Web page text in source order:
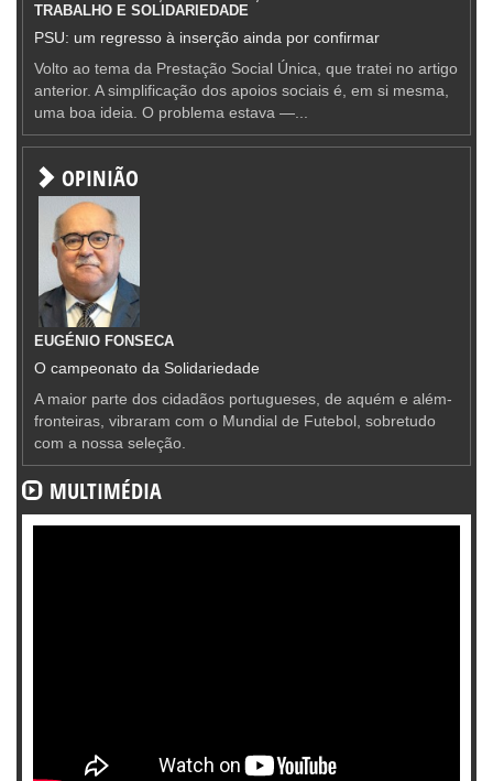
TRABALHO E SOLIDARIEDADE
PSU: um regresso à inserção ainda por confirmar
Volto ao tema da Prestação Social Única, que tratei no artigo
anterior. A simplificação dos apoios sociais é, em si mesma,
uma boa ideia. O problema estava —...
OPINIÃO
EUGÉNIO FONSECA
O campeonato da Solidariedade
A maior parte dos cidadãos portugueses, de aquém e além-
fronteiras, vibraram com o Mundial de Futebol, sobretudo
com a nossa seleção.
MULTIMÉDIA